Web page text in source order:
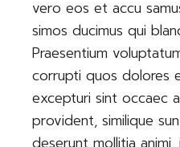
vero eos et accu
simos ducimus qui
Praesentium
corrupti quos dolores
excepturi sint occaec
provident, similique
deserunt mollitia